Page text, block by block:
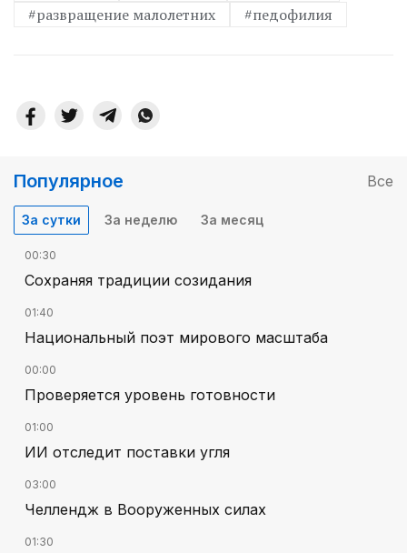
#развращение малолетних
#педофилия
Популярное Все
За сутки За неделю За месяц
00:30
Сохраняя традиции созидания
01:40
Национальный поэт мирового масштаба
00:00
Проверяется уровень готовности
01:00
ИИ отследит поставки угля
03:00
Челлендж в Вооруженных силах
01:30